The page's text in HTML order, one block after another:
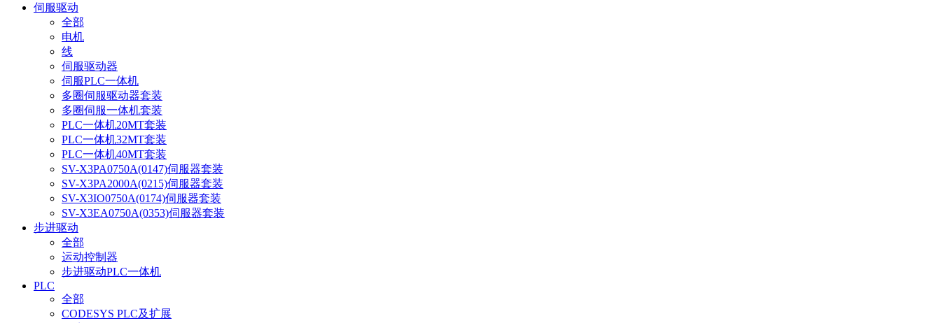
伺服驱动
全部
电机
线
伺服驱动器
伺服PLC一体机
多圈伺服驱动器套装
多圈伺服一体机套装
PLC一体机20MT套装
PLC一体机32MT套装
PLC一体机40MT套装
SV-X3PA0750A(0147)伺服器套装
SV-X3PA2000A(0215)伺服器套装
SV-X3IO0750A(0174)伺服器套装
SV-X3EA0750A(0353)伺服器套装
步进驱动
全部
运动控制器
步进驱动PLC一体机
PLC
全部
CODESYS PLC及扩展